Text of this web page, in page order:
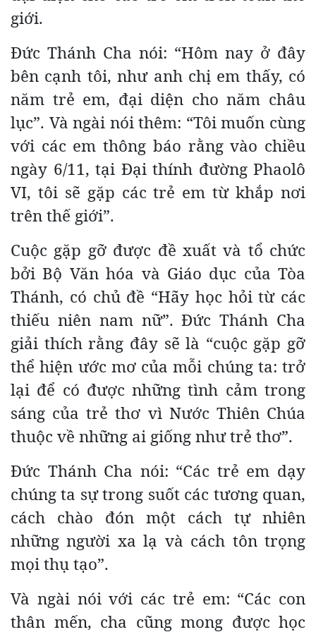
giới.
Đức Thánh Cha nói: “Hôm nay ở đây
bên cạnh tôi, như anh chị em thấy, có
năm trẻ em, đại diện cho năm châu
lục”. Và ngài nói thêm: “Tôi muốn cùng
với các em thông báo rằng vào chiều
ngày 6/11, tại Đại thính đường Phaolô
VI, tôi sẽ gặp các trẻ em từ khắp nơi
trên thế giới”.
Cuộc gặp gỡ được đề xuất và tổ chức
bởi Bộ Văn hóa và Giáo dục của Tòa
Thánh, có chủ đề “Hãy học hỏi từ các
thiếu niên nam nữ”. Đức Thánh Cha
giải thích rằng đây sẽ là “cuộc gặp gỡ
thể hiện ước mơ của mỗi chúng ta: trở
lại để có được những tình cảm trong
sáng của trẻ thơ vì Nước Thiên Chúa
thuộc về những ai giống như trẻ thơ”.
Đức Thánh Cha nói: “Các trẻ em dạy
chúng ta sự trong suốt các tương quan,
cách chào đón một cách tự nhiên
những người xa lạ và cách tôn trọng
mọi thụ tạo”.
Và ngài nói với các trẻ em: “Các con
thân mến, cha cũng mong được học